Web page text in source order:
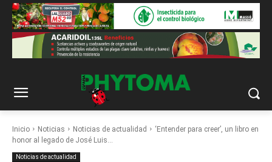
Inicio Noticias Noticias de actualidad
‘Entender para creer’, un libro en
honor al legado de José Luis...
Noticias de actualidad